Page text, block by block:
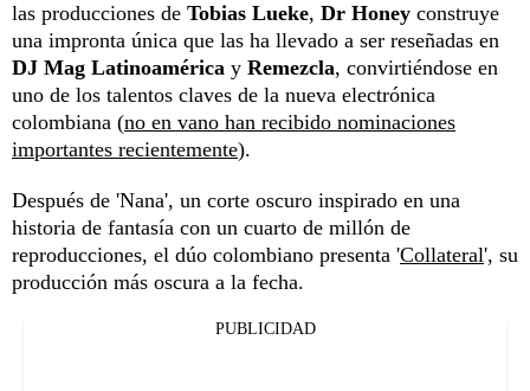
las producciones de Tobias Lueke, Dr Honey construye
una impronta única que las ha llevado a ser reseñadas en
DJ Mag Latinoamérica y Remezcla, convirtiéndose en
uno de los talentos claves de la nueva electrónica
colombiana (no en vano han recibido nominaciones
importantes recientemente).
Después de 'Nana', un corte oscuro inspirado en una
historia de fantasía con un cuarto de millón de
reproducciones, el dúo colombiano presenta 'Collateral', su
producción más oscura a la fecha.
PUBLICIDAD